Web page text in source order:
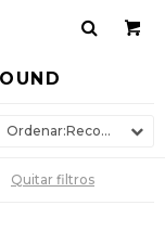
Recomendados
Quitar filtros